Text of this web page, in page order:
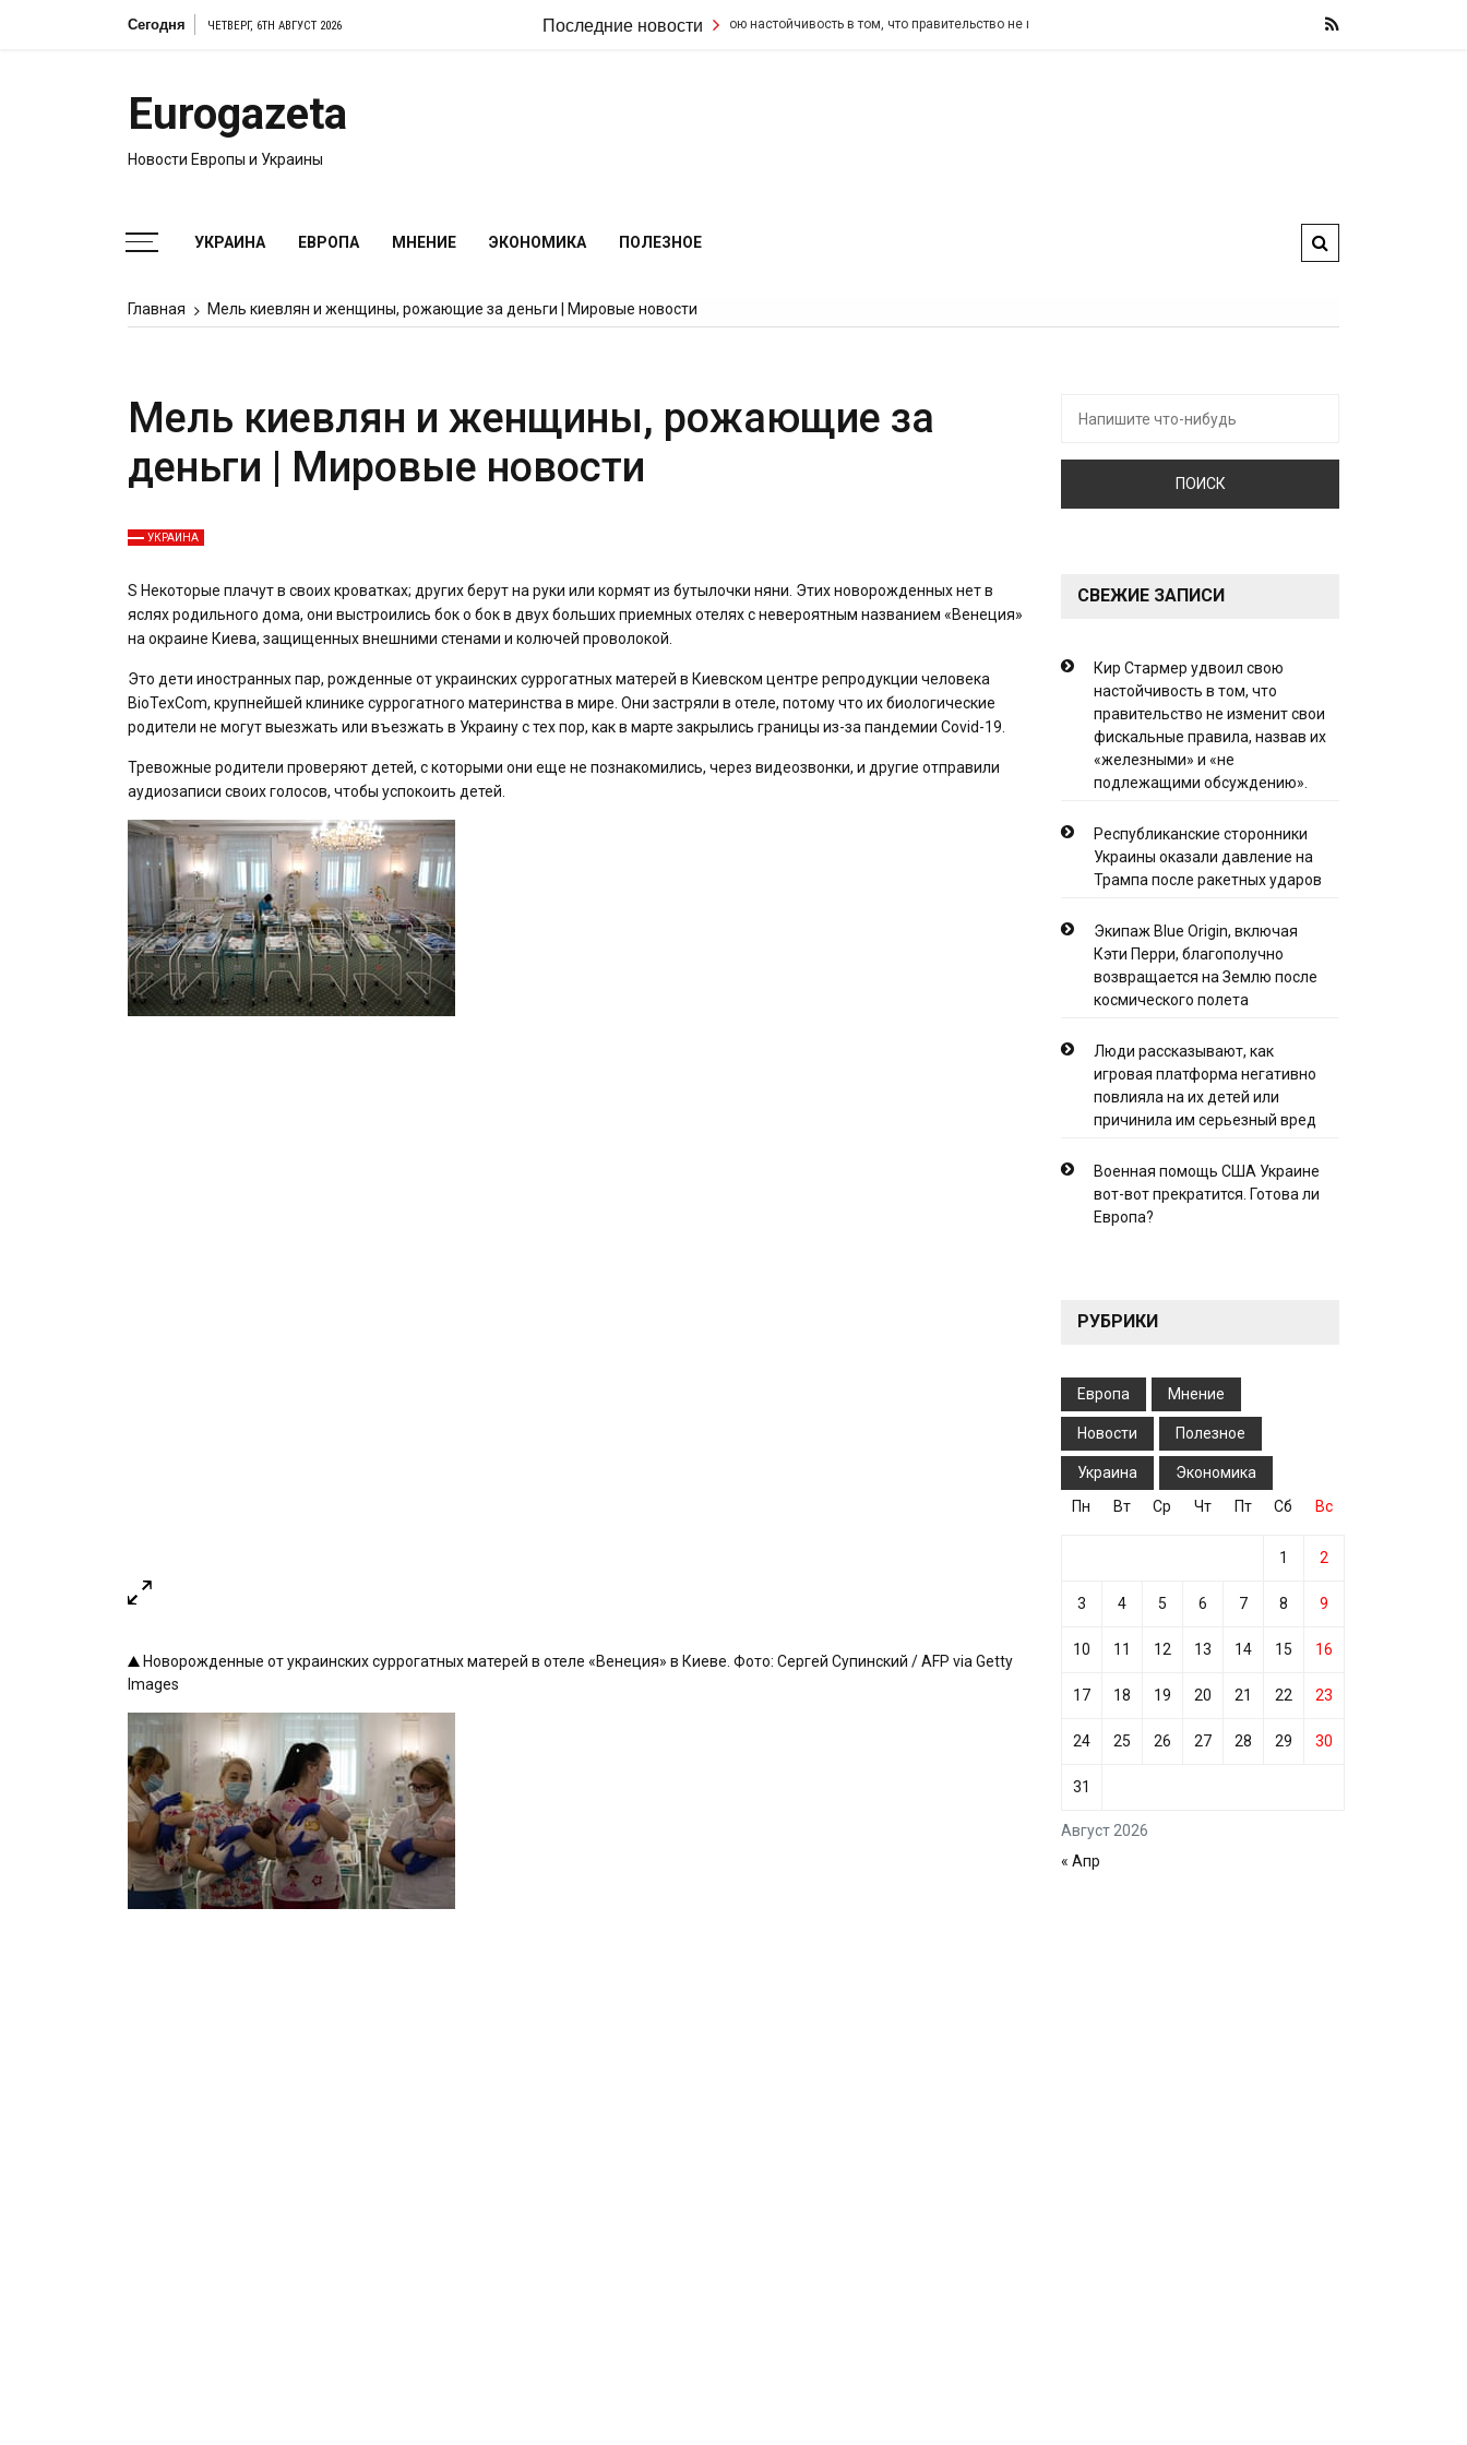
Сегодня ЧЕТВЕРГ, 6TH АВГУСТ 2026 Последние новости
Кир Стармер удвоил свою настойчивость в том, что правительство не изменит свои фискальные правила, назвав их «железными» и «не
Eurogazeta
Новости Европы и Украины
УКРАИНА ЕВРОПА МНЕНИЕ ЭКОНОМИКА ПОЛЕЗНОЕ
Главная Мель киевлян и женщины, рожающие за деньги | Мировые новости
Мель киевлян и женщины, рожающие за
деньги | Мировые новости
УКРАИНА
S Некоторые плачут в своих кроватках; других берут на руки или кормят из бутылочки няни. Этих новорожденных нет в
яслях родильного дома, они выстроились бок о бок в двух больших приемных отелях с невероятным названием «Венеция»
на окраине Киева, защищенных внешними стенами и колючей проволокой.
Это дети иностранных пар, рожденные от украинских суррогатных матерей в Киевском центре репродукции человека
BioTexCom, крупнейшей клинике суррогатного материнства в мире. Они застряли в отеле, потому что их биологические
родители не могут выезжать или въезжать в Украину с тех пор, как в марте закрылись границы из-за пандемии Covid-19.
Тревожные родители проверяют детей, с которыми они еще не познакомились, через видеозвонки, и другие отправили
аудиозаписи своих голосов, чтобы успокоить детей.
Новорожденные от украинских суррогатных матерей в отеле «Венеция» в Киеве. Фото: Сергей Супинский / AFP via Getty
Images
СВЕЖИЕ ЗАПИСИ
Кир Стармер удвоил свою
настойчивость в том, что
правительство не изменит свои
фискальные правила, назвав их
«железными» и «не
подлежащими обсуждению».
Республиканские сторонники
Украины оказали давление на
Трампа после ракетных ударов
Экипаж Blue Origin, включая
Кэти Перри, благополучно
возвращается на Землю после
космического полета
Люди рассказывают, как
игровая платформа негативно
повлияла на их детей или
причинила им серьезный вред
Военная помощь США Украине
вот-вот прекратится. Готова ли
Европа?
РУБРИКИ
Европа Мнение
Новости Полезное
Украина Экономика
Август 2026
Пн Вт Ср Чт Пт Сб Вс
1 2
3 4 5 6 7 8 9
10 11 12 13 14 15 16
17 18 19 20 21 22 23
24 25 26 27 28 29 30
31
« Апр